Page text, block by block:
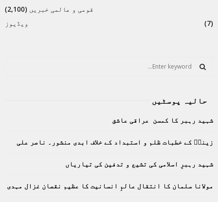
قومی و عالمی خبریں (2,100)
ویڈیوز
(7)
f
r
E
A
R
C
H
حالیہ پوسٹیں
شہید رہبر کا کمسن عراقی عاشق
زینبؑ کے خطبات ظلم و استبداد کے خلاف ابدی منشور۔ ناصر علی
شہید رہبرِ اسلامی کی تشیع و تدفین کی تیاریاں
مولانا سلمان کا انتقال عالمِ انسانیت کا عظیم نقصان غزال مہدی